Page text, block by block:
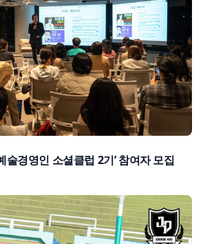
술경영인 소셜클럽 2기’ 참여자 모집